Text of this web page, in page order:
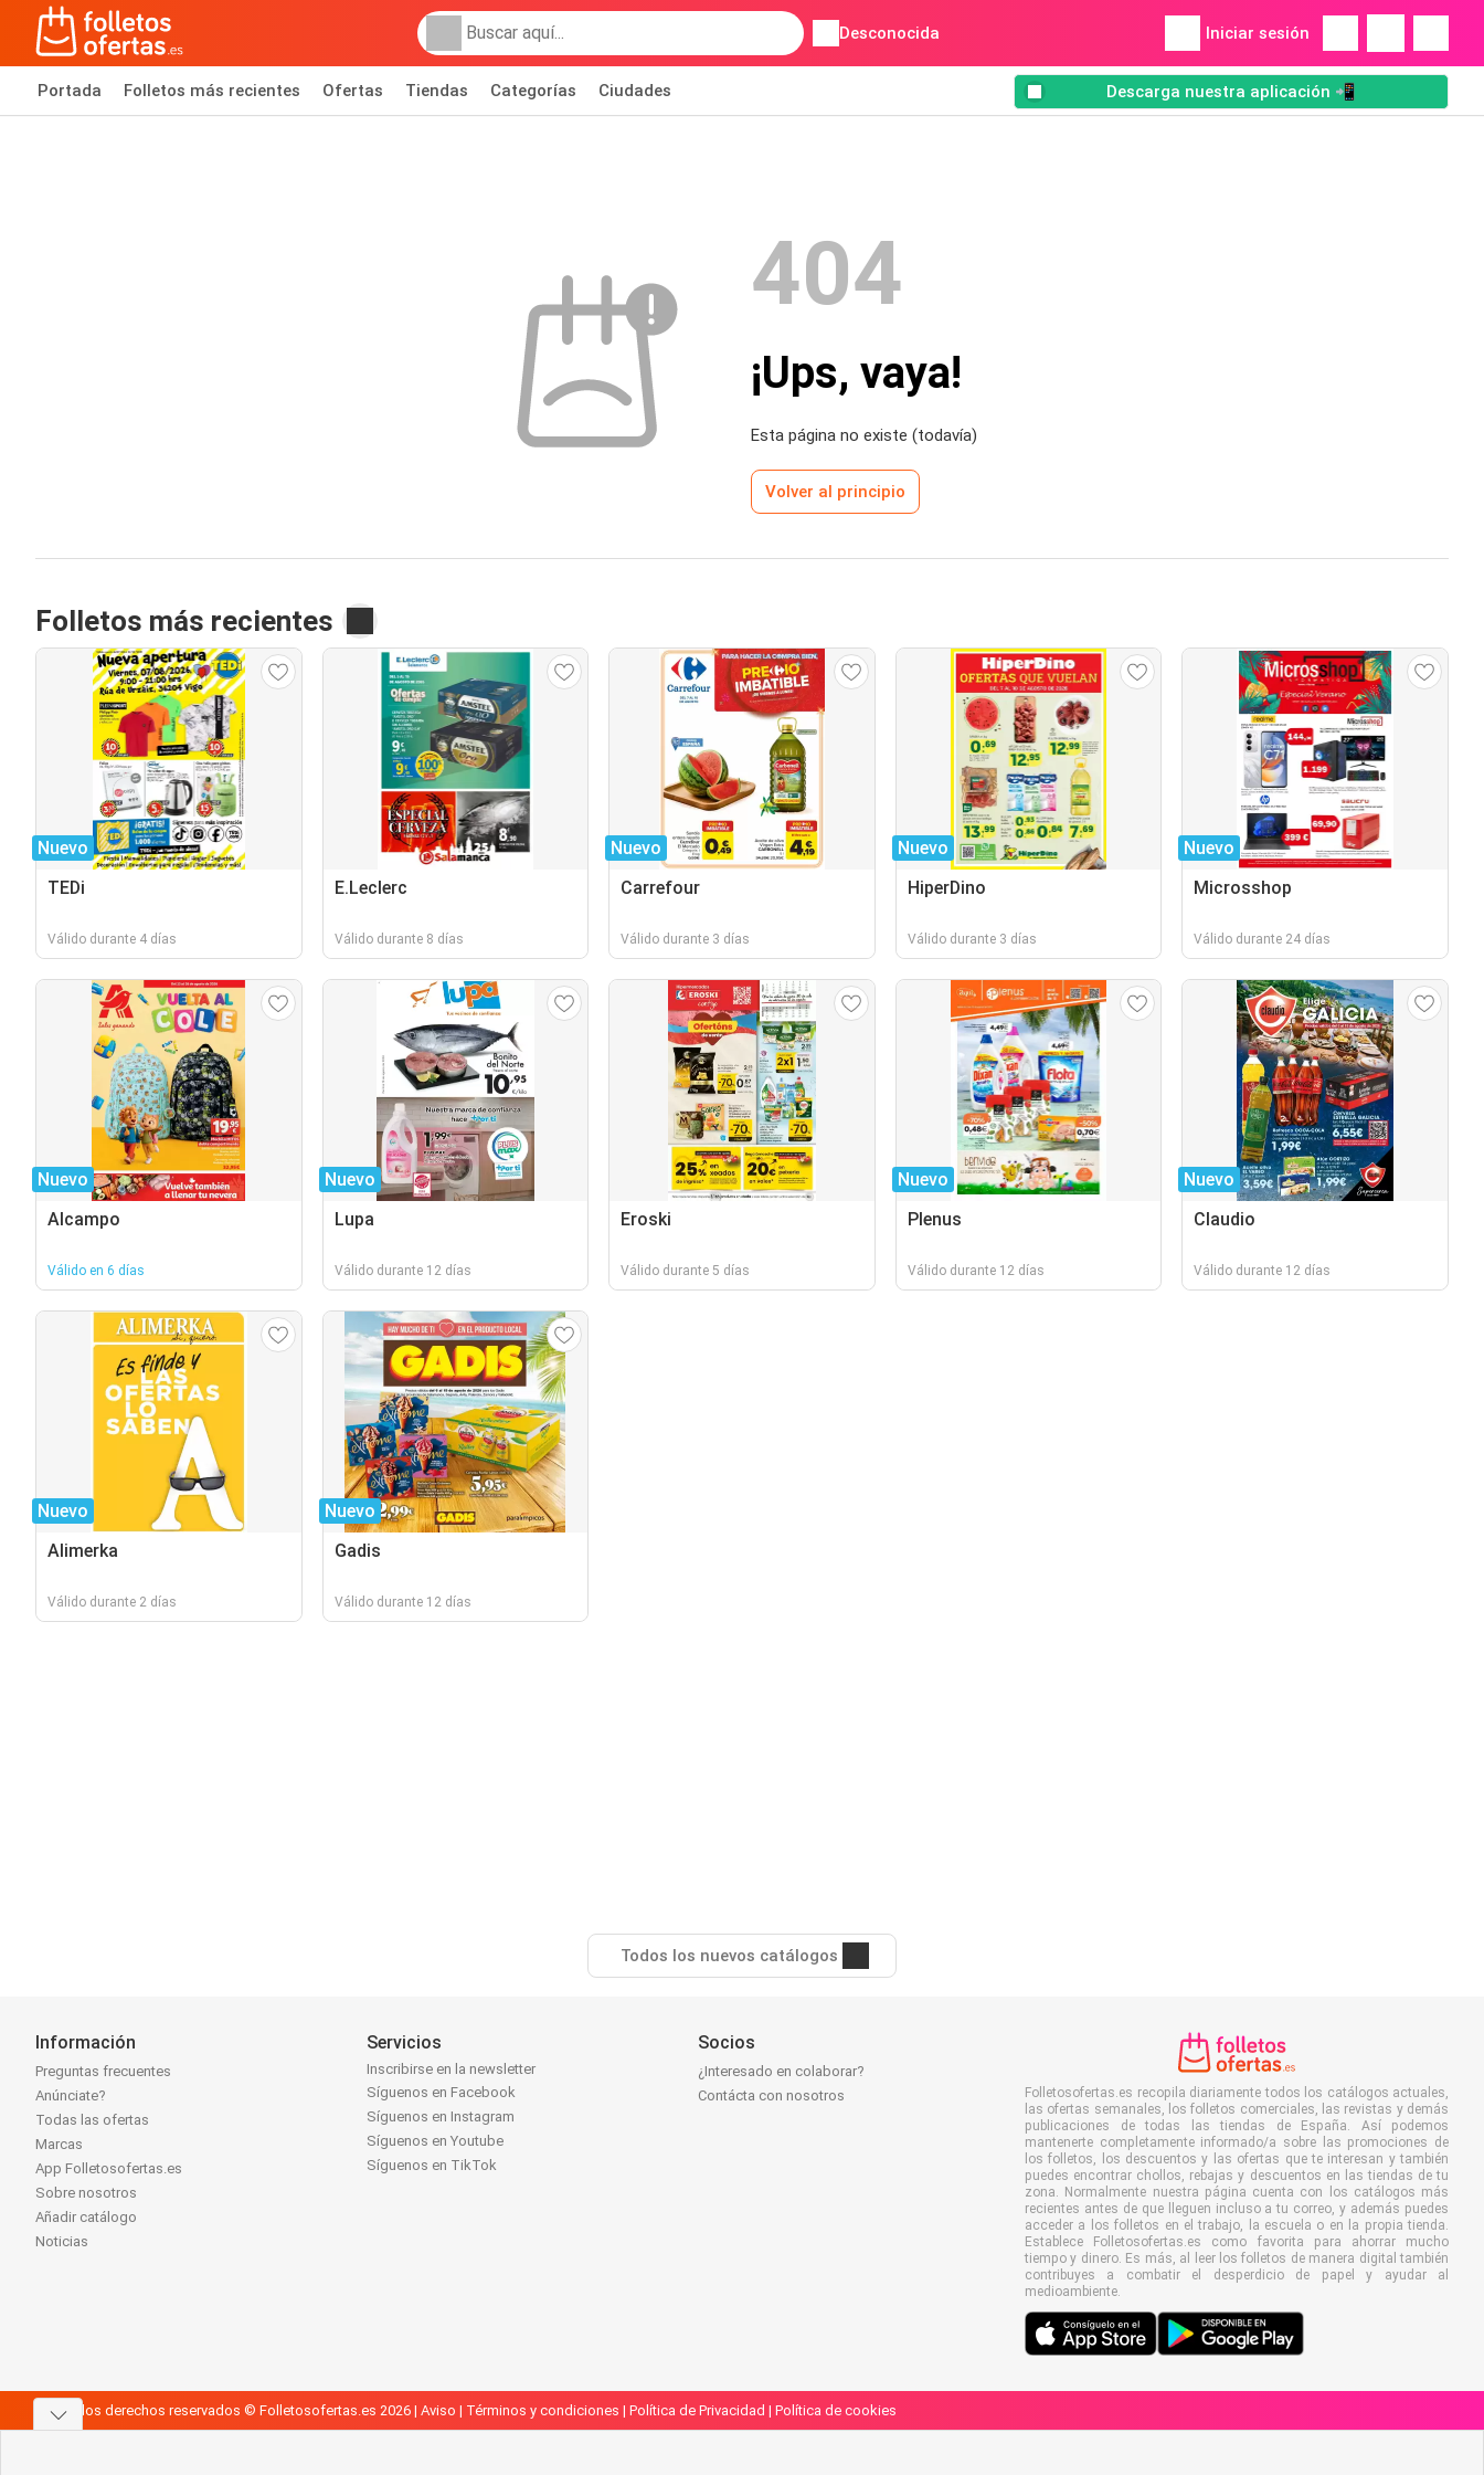
Desconocida Iniciar sesión
Portada Folletos más recientes Ofertas Tiendas Categorías Ciudades Descarga nuestra aplicación 📲
404
¡Ups, vaya!
Esta página no existe (todavía)
Volver al principio
Folletos más recientes
Nuevo
TEDi
Válido durante 4 días
E.Leclerc
Válido durante 8 días
Nuevo
Carrefour
Válido durante 3 días
Nuevo
HiperDino
Válido durante 3 días
Nuevo
Microsshop
Válido durante 24 días
Nuevo
Alcampo
Válido en 6 días
Nuevo
Lupa
Válido durante 12 días
Eroski
Válido durante 5 días
Nuevo
Plenus
Válido durante 12 días
Nuevo
Claudio
Válido durante 12 días
Nuevo
Alimerka
Válido durante 2 días
Nuevo
Gadis
Válido durante 12 días
Todos los nuevos catálogos
Información
Preguntas frecuentes
Anúnciate?
Todas las ofertas
Marcas
App Folletosofertas.es
Sobre nosotros
Añadir catálogo
Noticias
Servicios
Inscribirse en la newsletter
Síguenos en Facebook
Síguenos en Instagram
Síguenos en Youtube
Síguenos en TikTok
Socios
¿Interesado en colaborar?
Contácta con nosotros
Folletosofertas.es recopila diariamente todos los catálogos actuales,
las ofertas semanales, los folletos comerciales, las revistas y demás
publicaciones de todas las tiendas de España. Así podemos
mantenerte completamente informado/a sobre las promociones de
los folletos, los descuentos y las ofertas que te interesan y también
puedes encontrar chollos, rebajas y descuentos en las tiendas de tu
zona. Normalmente nuestra página cuenta con los catálogos más
recientes antes de que lleguen incluso a tu correo, y además puedes
acceder a los folletos en el trabajo, la escuela o en la propia tienda.
Establece Folletosofertas.es como favorita para ahorrar mucho
tiempo y dinero. Es más, al leer los folletos de manera digital también
contribuyes a combatir el desperdicio de papel y ayudar al
medioambiente.
Todos los derechos reservados © Folletosofertas.es 2026 | Aviso | Términos y condiciones | Política de Privacidad | Política de cookies